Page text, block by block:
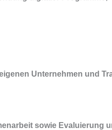
Unternehmen und
sowie Evaluierung